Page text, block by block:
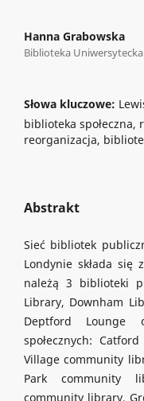
Hanna Grabowska
Biblioteka
Słowa kluczowe:
biblioteka społeczna,
reorganizacja,
Abstrakt
Sieć bibliotek
Londynie składa
należą 3 biblioteki
Library, Downham
Deptford Lounge
społecznych:
Village community
Park community
community library,